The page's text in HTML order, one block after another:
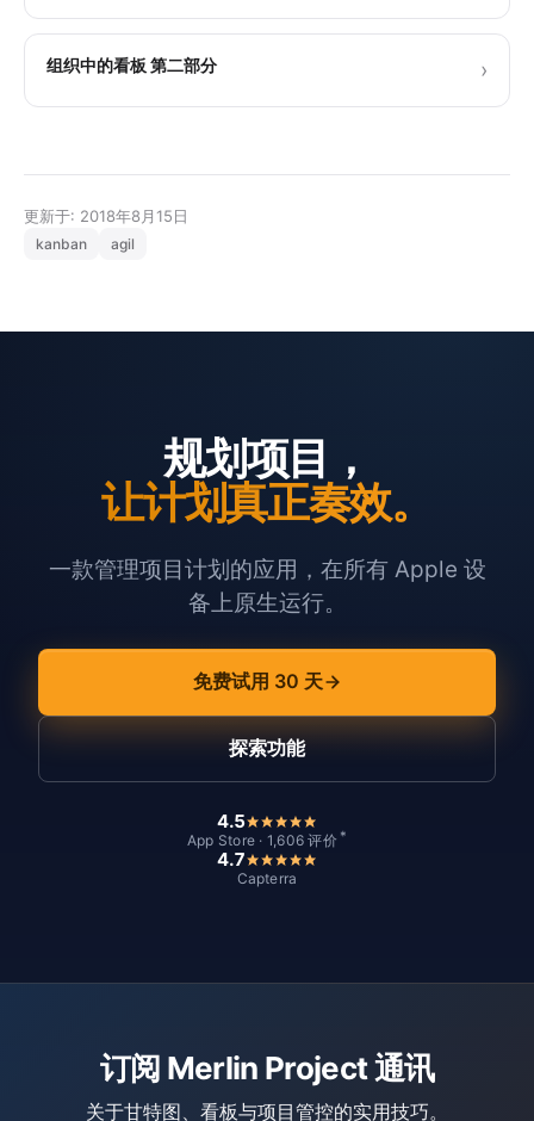
组织中的看板 第二部分 ›
更新于: 2018年8月15日
kanban agil
规划项目，
让计划真正奏效。
一款管理项目计划的应用，在所有 Apple 设
备上原生运行。
免费试用 30 天
探索功能
4.5
App Store · 1,606 评价 *
4.7
Capterra
订阅 Merlin Project 通讯
关于甘特图、看板与项目管控的实用技巧。